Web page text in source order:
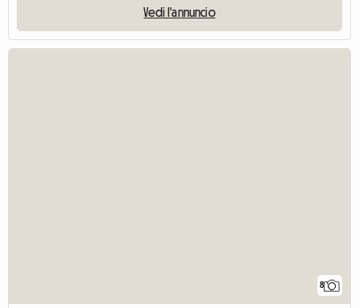
Vedi l'annuncio
8